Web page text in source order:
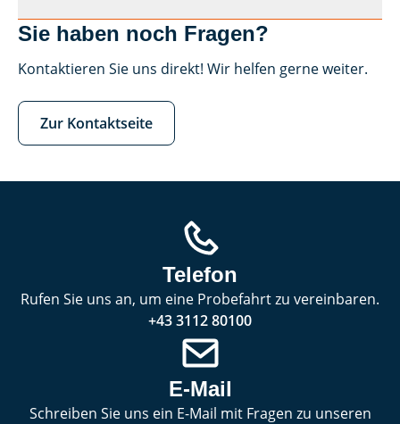
Sie haben noch Fragen?
Kontaktieren Sie uns direkt! Wir helfen gerne weiter.
Zur Kontaktseite
Telefon
Rufen Sie uns an, um eine Probefahrt zu vereinbaren.
+43 3112 80100
E-Mail
Schreiben Sie uns ein E-Mail mit Fragen zu unseren